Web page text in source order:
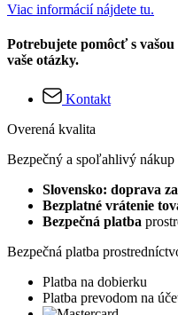
Viac informácií nájdete tu.
Potrebujete pomôcť s
vaše otázky.
Kontakt
Overená kvalita
Bezpečný a spoľahlivý nákup
Slovensko: doprava
Bezplatné vrátenie
Bezpečná platba
Bezpečná platba
Platba na dobierku
Platba prevodom na